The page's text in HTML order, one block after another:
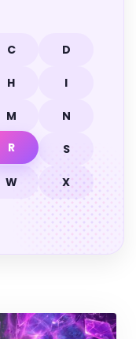
C D
H I
M N
R S
W X